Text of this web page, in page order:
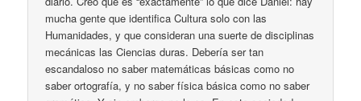
mucha gente que identifica Cultura solo con las
Humanidades, y que consideran una suerte de disciplinas
mecánicas las Ciencias duras. Debería ser tan
escandaloso no saber matemáticas básicas como no
saber ortografía, y no saber física básica como no saber